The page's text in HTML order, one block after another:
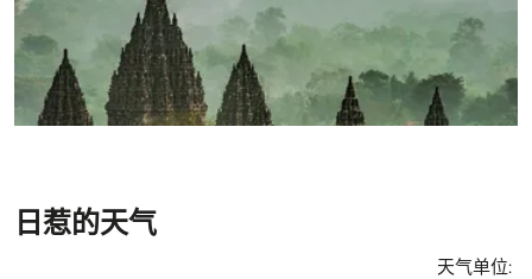
日惹的天气
天气单位: